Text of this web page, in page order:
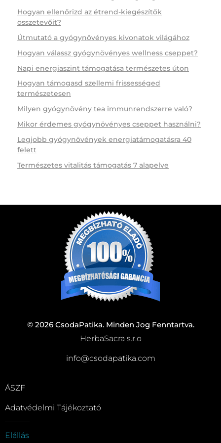
Hogyan ellenőrizd az étrend-kiegészítők
összetevőit?
Útmutató a gyógynövényes kivonatok világához
Hogyan válassz gyógynövényes wellness cseppet?
Napi energiaszint támogatása természetes úton
Hogyan támogasd szellemi frissességed
természetesen
Milyen gyógynövény tea immunrendszerre való?
Mikor érdemes gyógynövényes cseppet használni?
Legjobb gyógynövények energiatámogatásra 40
felett
Természetes vitalitás támogatás 7 alapelve
© 2026 CsodaPatika. Minden Jog Fenntartva.
HerbaSacra s.r.o
info@csodapatika.com
ÁSZF
Adatvédelmi Tájékoztató
Elállás